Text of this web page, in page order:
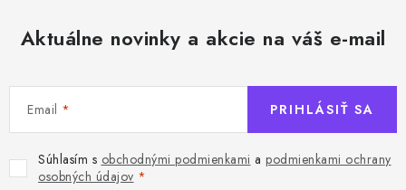
Aktuálne novinky a akcie na váš e-mail
Email
Súhlasím s obchodnými podmienkami a podmienkami ochrany
osobných údajov
PRIHLÁSIŤ SA